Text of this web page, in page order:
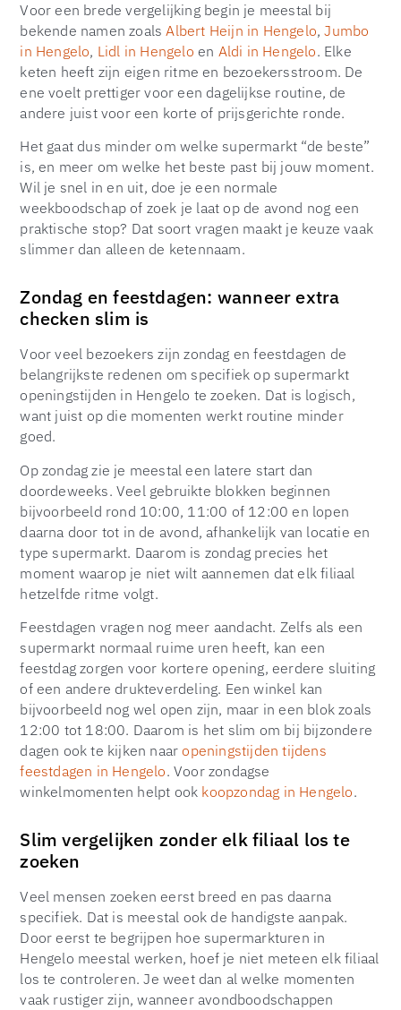
Voor een brede vergelijking begin je meestal bij
bekende namen zoalsAlbert Heijn in Hengelo,Jumbo
in Hengelo, Lidl in Hengelo en Aldi in Hengelo. Elke
keten heeft zijn eigen ritme en bezoekersstroom. De
ene voelt prettiger voor een dagelijkse routine, de
andere juist voor een korte of prijsgerichte ronde.
Het gaat dus minder om welke supermarkt “de beste”
is, en meer om welke het beste past bij jouw moment.
Wil je snel in en uit, doe je een normale
weekboodschap of zoek je laat op de avond nog een
praktische stop? Dat soort vragen maakt je keuze vaak
slimmer dan alleen de ketennaam.
Zondag en feestdagen: wanneer extra
checken slim is
Voor veel bezoekers zijn zondag en feestdagen de
belangrijkste redenen om specifiek op supermarkt
openingstijden in Hengelo te zoeken. Dat is logisch,
want juist op die momenten werkt routine minder
goed.
Op zondag zie je meestal een latere start dan
doordeweeks. Veel gebruikte blokken beginnen
bijvoorbeeld rond 10:00, 11:00 of 12:00 en lopen
daarna door tot in de avond, afhankelijk van locatie en
type supermarkt. Daarom is zondag precies het
moment waarop je niet wilt aannemen dat elk filiaal
hetzelfde ritme volgt.
Feestdagen vragen nog meer aandacht. Zelfs als een
supermarkt normaal ruime uren heeft, kan een
feestdag zorgen voor kortere opening, eerdere sluiting
of een andere drukteverdeling. Een winkel kan
bijvoorbeeld nog wel open zijn, maar in een blok zoals
12:00 tot 18:00. Daarom is het slim om bij bijzondere
dagen ook te kijken naaropeningstijden tijdens
feestdagen in Hengelo. Voor zondagse
winkelmomenten helpt ook koopzondag in Hengelo.
Slim vergelijken zonder elk filiaal los te
zoeken
Veel mensen zoeken eerst breed en pas daarna
specifiek. Dat is meestal ook de handigste aanpak.
Door eerst te begrijpen hoe supermarkturen in
Hengelo meestal werken, hoef je niet meteen elk filiaal
los te controleren. Je weet dan al welke momenten
vaak rustiger zijn, wanneer avondboodschappen